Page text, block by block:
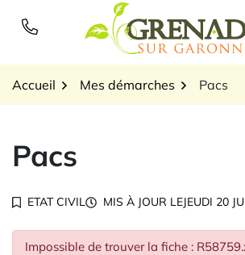
Logo
Accueil Mes démarches Pacs
Pacs
ETAT CIVIL MIS À JOUR LEJEUDI 20
Impossible de trouver la fiche :